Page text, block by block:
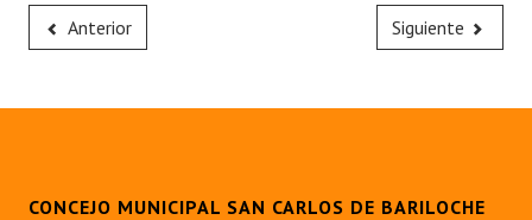
Anterior Siguiente
CONCEJO MUNICIPAL SAN CARLOS DE BARILOCHE